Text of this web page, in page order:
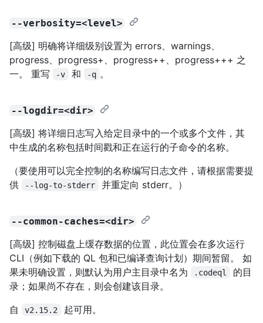
--verbosity=<level>
[高级] 明确将详细级别设置为 errors、warnings、
progress、progress+、progress++、progress+++ 之
一。 重写
-v 和 -q 。
--logdir=<dir>
[高级] 将详细日志写入给定目录中的一个或多个文件，其
中生成的名称包括时间戳和正在运行的子命令的名称。
（要使用可以完全控制的名称编写日志文件，请根据需要提
供
--log-to-stderr 并重定向 stderr。）
--common-caches=<dir>
[高级] 控制磁盘上缓存数据的位置，此位置会在多次运行
CLI（例如下载的 QL 包和已编译查询计划）期间暂留。 如
果未明确设置，则默认为用户主目录中名为
.codeql
的目
录；如果尚不存在，则会创建该目录。
自
v2.15.2 起可用。